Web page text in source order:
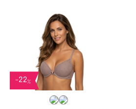
-22%
Dostupné velikosti:
70C, 70D, 75D